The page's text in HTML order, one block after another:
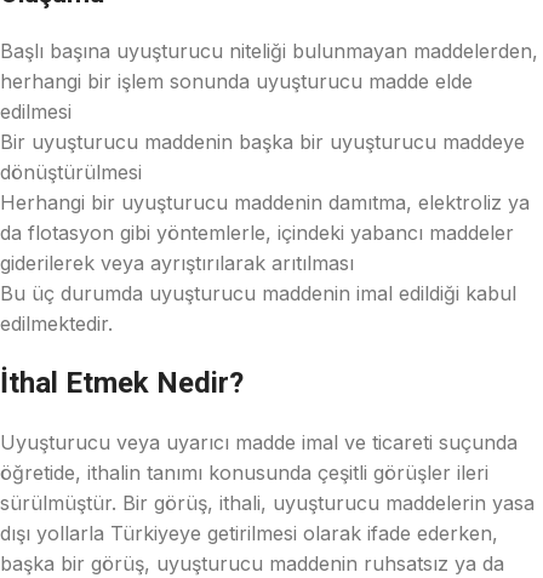
Başlı başına uyuşturucu niteliği bulunmayan maddelerden,
herhangi bir işlem sonunda uyuşturucu madde elde
edilmesi
Bir uyuşturucu maddenin başka bir uyuşturucu maddeye
dönüştürülmesi
Herhangi bir uyuşturucu maddenin damıtma, elektroliz ya
da flotasyon gibi yöntemlerle, içindeki yabancı maddeler
giderilerek veya ayrıştırılarak arıtılması
Bu üç durumda uyuşturucu maddenin imal edildiği kabul
edilmektedir.
İthal Etmek Nedir?
Uyuşturucu veya uyarıcı madde imal ve ticareti suçunda
öğretide, ithalin tanımı konusunda çeşitli görüşler ileri
sürülmüştür. Bir görüş, ithali, uyuşturucu maddelerin yasa
dışı yollarla Türkiyeye getirilmesi olarak ifade ederken,
başka bir görüş, uyuşturucu maddenin ruhsatsız ya da